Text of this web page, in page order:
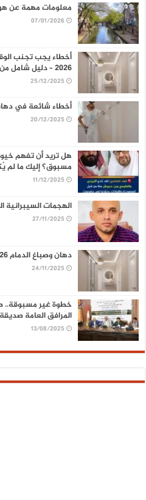
معلومات مهمة عن
07/01/2026
أخطاء يجب تجنب
2026 – دليل شامل من خبراء الديكور
25/12/2025
أخطاء شائعة في
20/12/2025
هل تريد أن تفهم
مسبوق؟ إليك ما لم
11/12/2025
الهجمات السيبرانية
27/11/2025
دهان وصباغ الدمام 2026 – خبراء ديكورات وأصباغ الشرقية
24/11/2025
خطوة غير مسبوقة..
المرافق العامة
13/08/2025